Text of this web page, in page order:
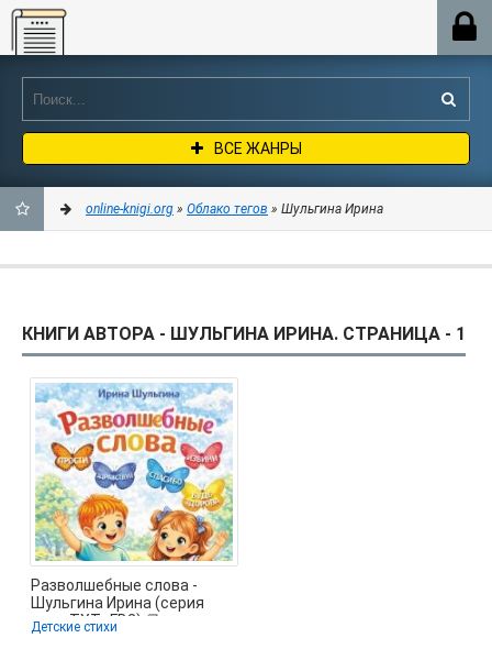
Online-knigi.org
ВСЕ ЖАНРЫ
ЗАКЛАДКИ
online-knigi.org » Облако тегов » Шульгина Ирина
КНИГИ АВТОРА - ШУЛЬГИНА ИРИНА. СТРАНИЦА - 1
Разволшебные слова -
Шульгина Ирина (серия
книг .TXT, .FB2) 📗
Детские стихи